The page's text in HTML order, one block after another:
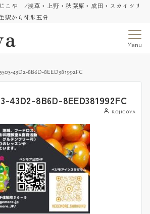
こや /浅草・上野・秋葉原・成田・スカイツリ
駅から徒歩五分
Menu
43D2-8B6D-8EED381992FC
43D2-8B6D-8EED381992FC
rojicoya